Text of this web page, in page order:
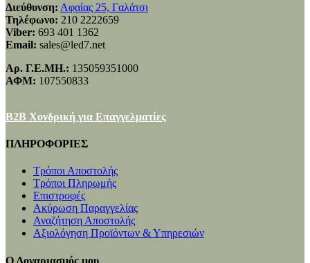
Διεύθυνση: Αφαίας 25, Γαλάτσι
Τηλέφωνο: 210 2222659
Viber: 693 401 1362
Email: sales@led7.net
Αρ. Γ.Ε.ΜΗ.: 135059351000
ΑΦΜ: 107550833
B2B Χονδρική για Επαγγελματίες
ΠΛΗΡΟΦΟΡΙΕΣ
Τρόποι Αποστολής
Τρόποι Πληρωμής
Επιστροφές
Ακύρωση Παραγγελίας
Αναζήτηση Αποστολής
Αξιολόγηση Προϊόντων & Υπηρεσιών
Ο Λογαριασμός μου